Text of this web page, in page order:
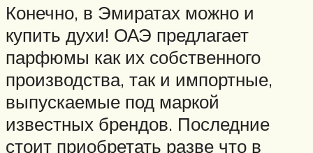
Конечно, в Эмиратах можно и
купить духи! ОАЭ предлагает
парфюмы как их собственного
производства, так и импортные,
выпускаемые под маркой
известных брендов. Последние
стоит приобретать разве что в